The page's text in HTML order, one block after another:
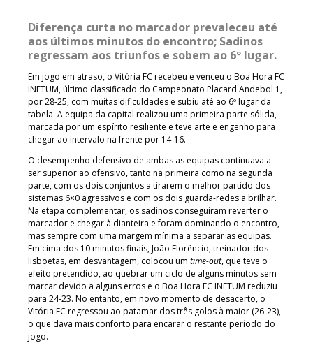
Diferença curta no marcador prevaleceu até
aos últimos minutos do encontro; Sadinos
regressam aos triunfos e sobem ao 6º lugar.
Em jogo em atraso, o Vitória FC recebeu e venceu o Boa Hora FC
INETUM, último classificado do Campeonato Placard Andebol 1,
por 28-25, com muitas dificuldades e subiu até ao 6º lugar da
tabela. A equipa da capital realizou uma primeira parte sólida,
marcada por um espírito resiliente e teve arte e engenho para
chegar ao intervalo na frente por 14-16.
O desempenho defensivo de ambas as equipas continuava a
ser superior ao ofensivo, tanto na primeira como na segunda
parte, com os dois conjuntos a tirarem o melhor partido dos
sistemas 6×0 agressivos e com os dois guarda-redes a brilhar.
Na etapa complementar, os sadinos conseguiram reverter o
marcador e chegar à dianteira e foram dominando o encontro,
mas sempre com uma margem mínima a separar as equipas.
Em cima dos 10 minutos finais, João Florêncio, treinador dos
lisboetas, em desvantagem, colocou um time-out, que teve o
efeito pretendido, ao quebrar um ciclo de alguns minutos sem
marcar devido a alguns erros e o Boa Hora FC INETUM reduziu
para 24-23. No entanto, em novo momento de desacerto, o
Vitória FC regressou ao patamar dos três golos à maior (26-23),
o que dava mais conforto para encarar o restante período do
jogo.